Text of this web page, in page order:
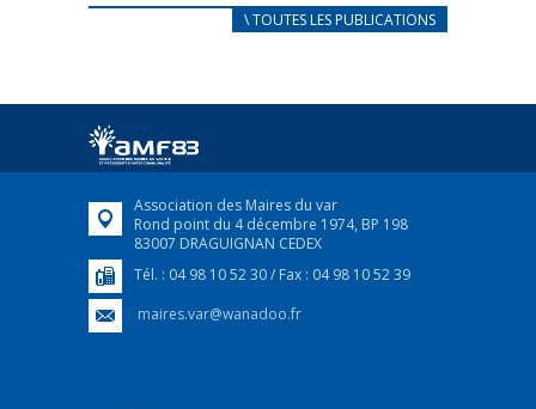
CARNET D’ACCUEIL
Afin d’accompagner au mieux les réfugiés
FEUILLETER
\ TOUTES LES PUBLICATIONS
Association des Maires du var
Rond point du 4 décembre 1974, BP 198
83007 DRAGUIGNAN CEDEX
Tél. : 04 98 10 52 30 / Fax : 04 98 10 52 39
maires.var@wanadoo.fr